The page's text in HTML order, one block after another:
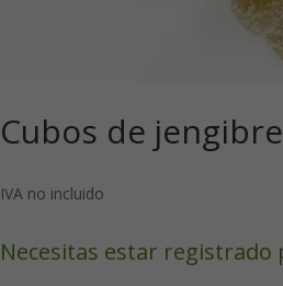
Cubos de
IVA no incluido
Necesitas estar registrado